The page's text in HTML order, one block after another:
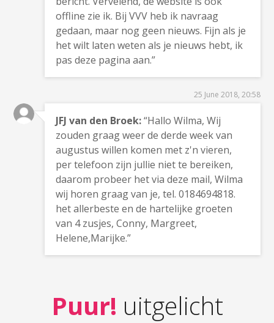
offline zie ik. Bij VVV heb ik navraag
gedaan, maar nog geen nieuws. Fijn als je
het wilt laten weten als je nieuws hebt, ik
pas deze pagina aan.”
25 June 2018, 20:58
JFJ van den Broek:“Hallo Wilma, Wij
zouden graag weer de derde week van
augustus willen komen met z'n vieren,
per telefoon zijn jullie niet te bereiken,
daarom probeer het via deze mail, Wilma
wij horen graag van je, tel. 0184694818.
het allerbeste en de hartelijke groeten
van 4 zusjes, Conny, Margreet,
Helene,Marijke.”
Puur! uitgelicht